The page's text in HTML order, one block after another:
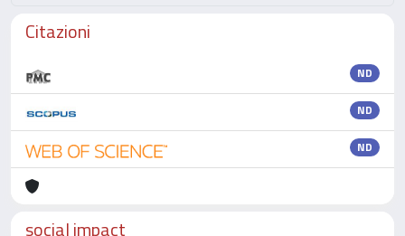
Citazioni
ND
ND
ND
social impact